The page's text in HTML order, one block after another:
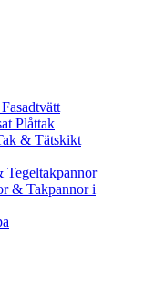
Plåttak
& Tätskikt
Tegeltakpannor
& Takpannor i